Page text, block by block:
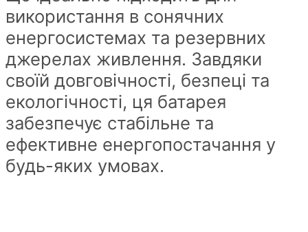
використання в сонячних
енергосистемах та резервних
джерелах живлення. Завдяки
своїй довговічності, безпеці та
екологічності, ця батарея
забезпечує стабільне та
ефективне енергопостачання у
будь-яких умовах.